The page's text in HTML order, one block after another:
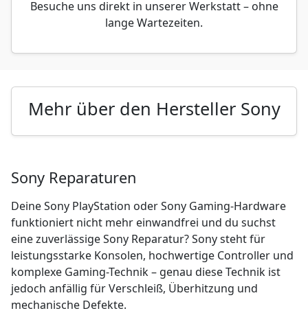
Besuche uns direkt in unserer Werkstatt – ohne
lange Wartezeiten.
Mehr über den Hersteller Sony
Sony Reparaturen
Deine Sony PlayStation oder Sony Gaming-Hardware
funktioniert nicht mehr einwandfrei und du suchst
eine zuverlässige Sony Reparatur? Sony steht für
leistungsstarke Konsolen, hochwertige Controller und
komplexe Gaming-Technik – genau diese Technik ist
jedoch anfällig für Verschleiß, Überhitzung und
mechanische Defekte.